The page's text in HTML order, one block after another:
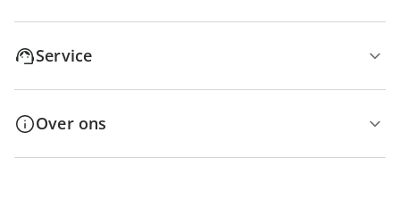
Service
Over ons